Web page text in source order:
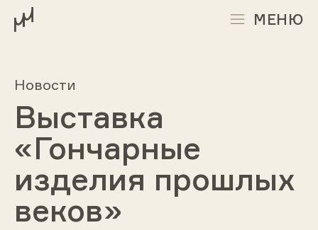
МЕНЮ
Новости
Выставка
«Гончарные
изделия прошлых
веков»